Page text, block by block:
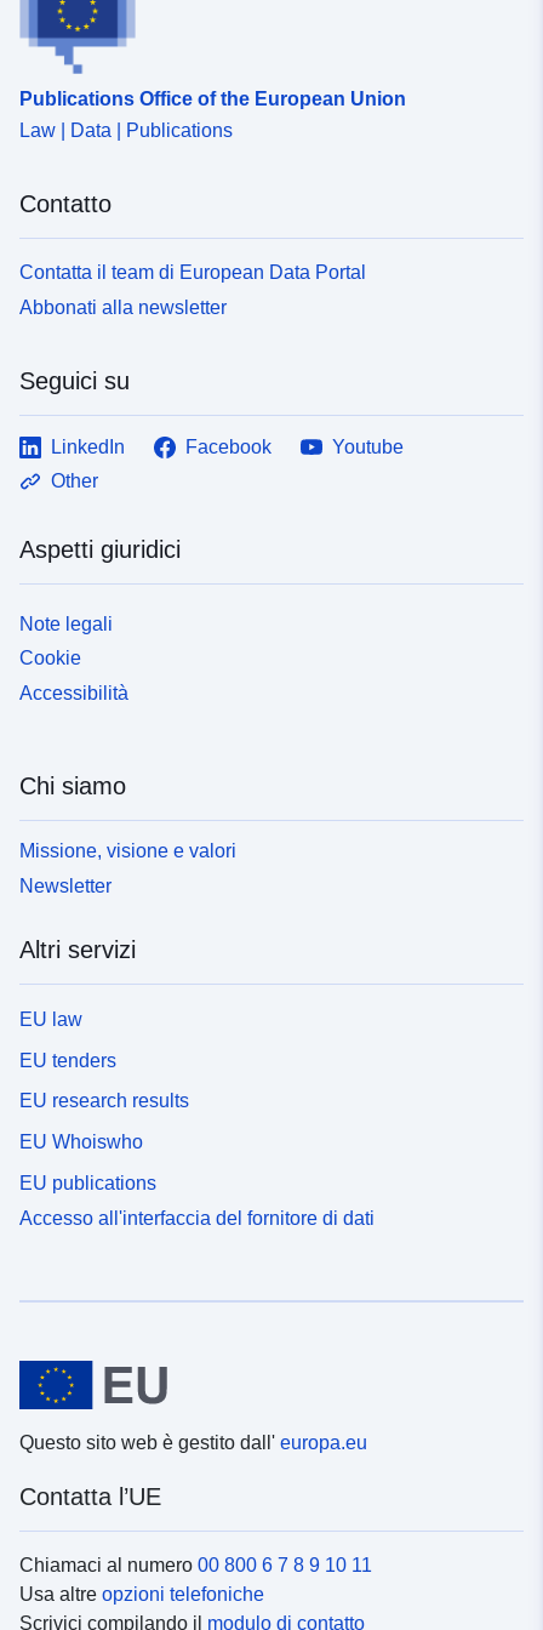
Publications Office of the European Union
Law | Data | Publications
Contatto
Contatta il team di European Data Portal
Abbonati alla newsletter
Seguici su
LinkedIn Facebook
Youtube
Other
Aspetti giuridici
Note legali
Cookie
Accessibilità
Chi siamo
Missione, visione e valori
Newsletter
Altri servizi
EU law
EU tenders
EU research results
EU Whoiswho
EU publications
Accesso all'interfaccia del fornitore di dati
Questo sito web è gestito dall' europa.eu
Contatta l’UE
Chiamaci al numero 00 800 6 7 8 9 10 11
Usa altre opzioni telefoniche
Scrivici compilando il modulo di contatto